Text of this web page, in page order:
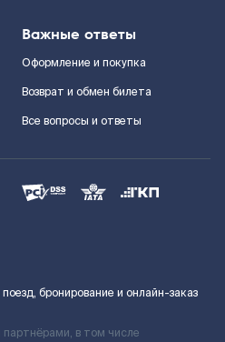
Важные ответы
Оформление и покупка
Возврат и обмен билета
Все вопросы и ответы
бронирование и онлайн-заказ
в том числе